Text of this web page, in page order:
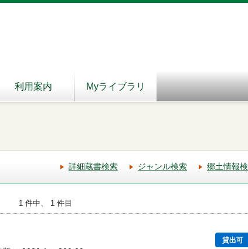
利用案内 Myライブラリ
詳細蔵書検索 ジャンル検索 郷土情報
1 件中、 1 件目
貸出可